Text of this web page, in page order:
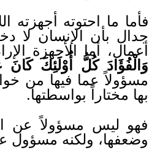
فأما ما احتوته أجهزته
جدال بأن الإنسان لا
أعمال، أما الأجهزة
وَالْفُؤَادَ كُلُّ أُوْلَئِكَ كَانَ
مسؤولاً عما فيها من
بها مختاراً بواسطتها.
فهو ليس مسؤولاً عن
وضعفها، ولكنه مسؤول عن